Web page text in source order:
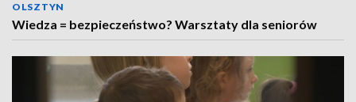
OLSZTYN
Wiedza = bezpieczeństwo? Warsztaty dla seniorów